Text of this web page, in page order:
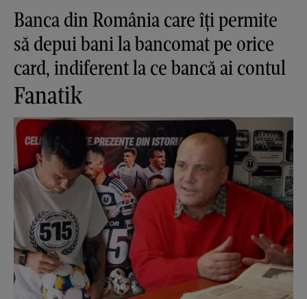
Banca din România care îți permite
să depui bani la bancomat pe orice
card, indiferent la ce bancă ai contul
Fanatik